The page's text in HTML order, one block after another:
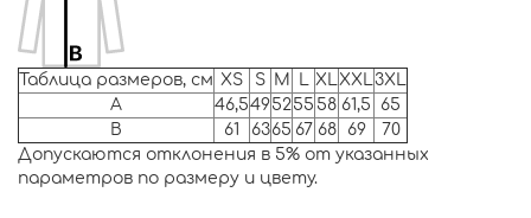
Таблица размеров, см XS S M L XLXXL3XL
A
46,5495255 58 61,5
65
B
61 6365 67 68 69
70
Допускаются отклонения в 5% от указанных
параметров по размеру и цвету.